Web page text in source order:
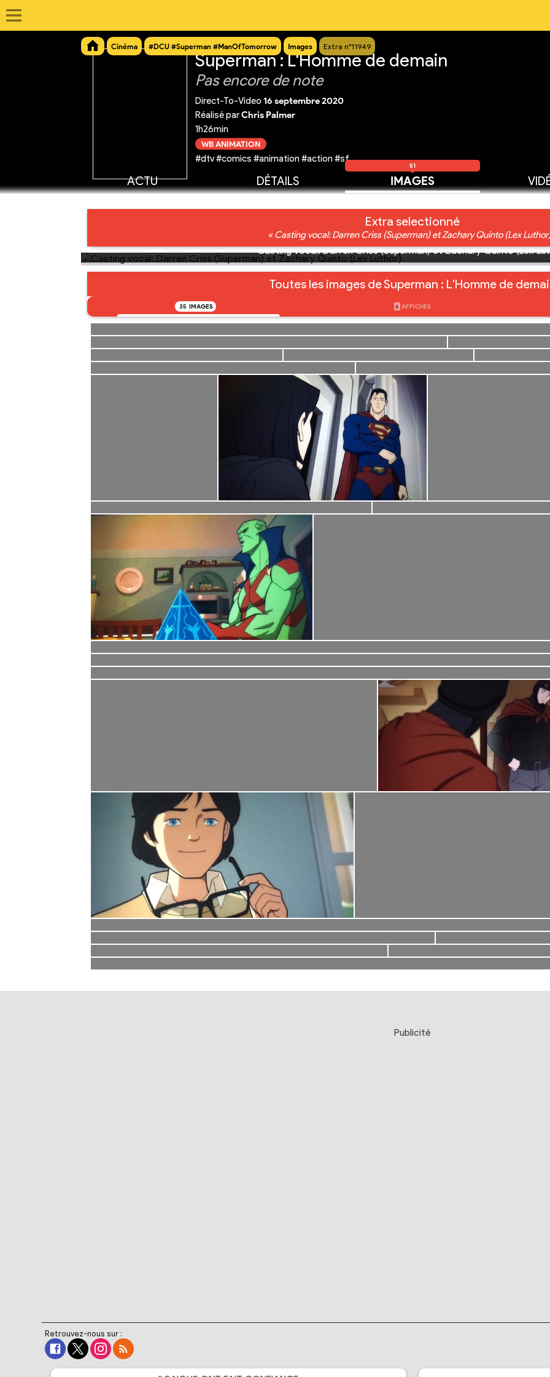
Cinéma #DCU #Superman #ManOfTomorrow Images Extra n°11949
Superman : L'Homme de demain
Pas encore de note
Direct-To-Video 16 septembre 2020
Réalisé parChris Palmer
1h26min
WB ANIMATION
#dtv #comics #animation #action #sf
ACTU DÉTAILS IMAGES
51
Extra selectionné
« Casting vocal: Darren Criss (Superman) et Zachary Quinto (Lex
Casting vocal: Darren Criss (Superman) et Zachary Quinto (Lex
Toutes les images de Superman : L'Homme de
35 IMAGES 6 AFFICHES
Publicité
Retrouvez-nous sur :